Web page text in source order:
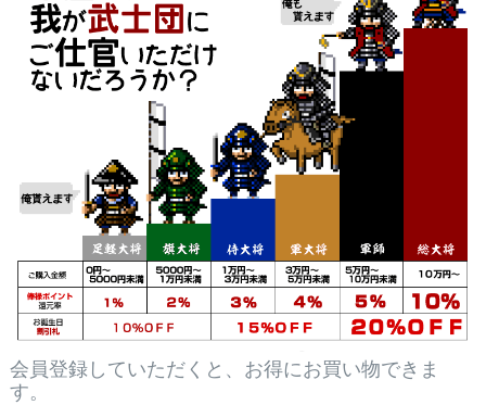
会員登録していただくと、お得にお買い物できま
す。